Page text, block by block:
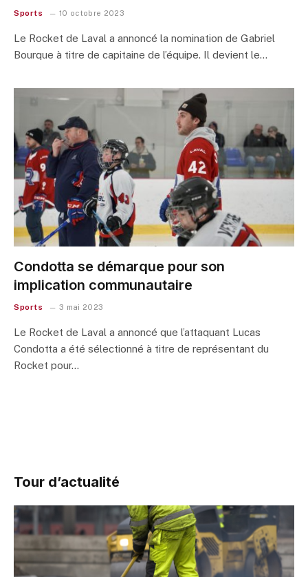
Sports 10 octobre 2023
Le Rocket de Laval a annoncé la nomination de Gabriel
Bourque à titre de capitaine de l’équipe. Il devient le…
Condotta se démarque pour son
implication communautaire
Sports 3 mai 2023
Le Rocket de Laval a annoncé que l’attaquant Lucas
Condotta a été sélectionné à titre de représentant du
Rocket pour…
Tour d’actualité